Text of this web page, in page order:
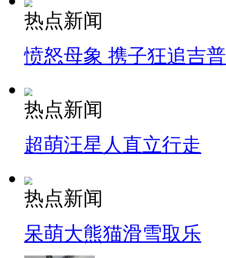
热点新闻
愤怒母象 携子狂追吉
热点新闻
超萌汪星人直立行走
热点新闻
呆萌大熊猫滑雪取乐